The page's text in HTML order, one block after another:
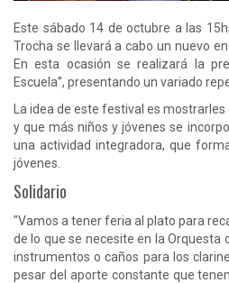
Este sábado 14 de octubre a las
Trocha se llevará a cabo un nuevo
En esta ocasión se realizará la
Escuela”, presentando un variado
La idea de este festival es
y que más niños y jóvenes se
una actividad integradora, que
jóvenes.
Solidario
"Vamos a tener feria al plato para
de lo que se necesite en la Orquesta
instrumentos o caños para los
pesar del aporte constante que